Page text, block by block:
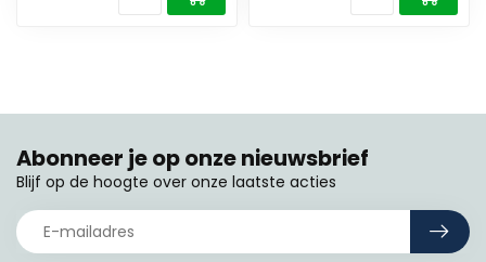
Abonneer je op onze nieuwsbrief
Blijf op de hoogte over onze laatste acties